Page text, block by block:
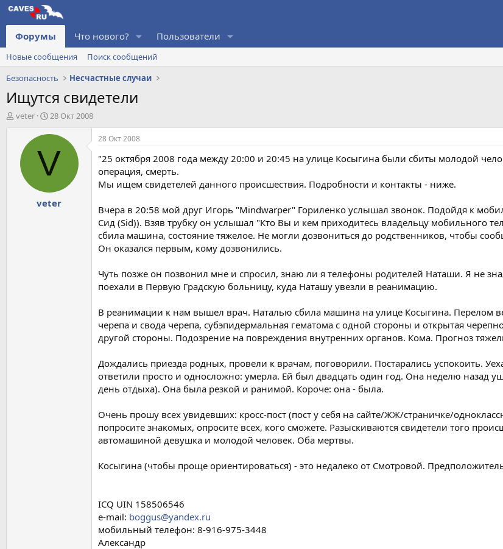
Форумы Что нового? Пользователи
Новые сообщения
Поиск сообщений
Безопасность
Несчастные случаи
Ищутся свидетели
А
veter
Д
т
н
а
а
л
28 Окт 2008
V
veter
28 Окт 2008
"25 октября 2008 года между 20:00 и 20:45 на улице Косыгина были сбиты молодой
операция, смерть.
Мы ищем свидетелей данного происшествия. Подробности и контакты - ниже.
Вчера в 20:58 мой друг Игорь "Mindwarper" Гориленко услышал звонок. Подойдя к
Сид (Sid)). Взяв трубку он услышал "Кто Вы и кем приходитесь владельцу мобильного
сбила машина, состояние тяжелое. Не могли дозвониться до родственников, чтобы
Он оказался первым, кому дозвонились.
Чуть позже он позвонил мне и спросил, знаю ли я телефоны родителей Наташи. Я не
поехали в Первую Градскую больницу, куда Наташу увезли в реанимацию.
В реанимации к нам вышел врач. Наталью сбила машина на улице Косыгина. Перелом
черепа и свода черепа, субэпидермальная гематома с одной стороны и открытая
другой стороны. Подозрение на повреждения внутренних органов. Кома. Прогноз
Дождались приезда родных, провели к врачам, поговорили. Постарались успокоить.
ответили просто и односложно: умерла. Ей был двадцать один год. Она неделю назад
день отдыха). Она была резкой и ранимой. Короче: она - была.
Очень прошу всех увидевших: кросс-пост (пост у себя на сайте/ЖЖ/страничке/
попросите знакомых, опросите всех, кого сможете. Разыскиваются свидетели того
автомашиной девушка и молодой человек. Оба мертвы.
Косыгина (чтобы проще ориентироваться) - это недалеко от Смотровой.
ICQ UIN 158506546
e-mail: boggus@yandex.ru
мобильный телефон: 8-916-975-3448
Александр